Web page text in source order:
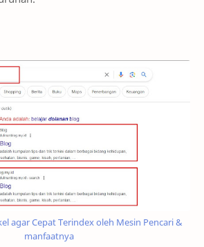
agar Cepat Terindex oleh Mesin Pencari &
manfaatnya